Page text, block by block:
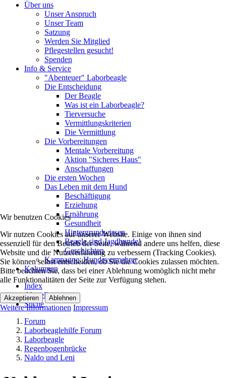
Über uns
Unser Anspruch
Unser Team
Satzung
Werden Sie Mitglied
Pflegestellen gesucht!
Spenden
Info & Service
"Abenteuer" Laborbeagle
Die Entscheidung
Der Beagle
Was ist ein Laborbeagle?
Tierversuche
Vermittlungskriterien
Die Vermittlung
Die Vorbereitungen
Mentale Vorbereitung
Aktion "Sicheres Haus"
Anschaffungen
Die ersten Wochen
Das Leben mit dem Hund
Beschäftigung
Erziehung
Ernährung
Gesundheit
Hintergrundwissen
Beagle sind Jagdhunde!
Geschichten
Kampagne: Hundevermehrer
Kolumnen
Index
Aktuell
Suche
Forum
Laborbeaglehilfe Forum
Laborbeagle
Regenbogenbrücke
Naldo und Leni
Wir benutzen Cookies
Wir nutzen Cookies auf unserer Website. Einige von ihnen sind
essenziell für den Betrieb der Seite, während andere uns helfen, diese
Website und die Nutzererfahrung zu verbessern (Tracking Cookies).
Sie können selbst entscheiden, ob Sie die Cookies zulassen möchten.
Bitte beachten Sie, dass bei einer Ablehnung womöglich nicht mehr
alle Funktionalitäten der Seite zur Verfügung stehen.
Akzeptieren Ablehnen
Weitere Informationen Impressum